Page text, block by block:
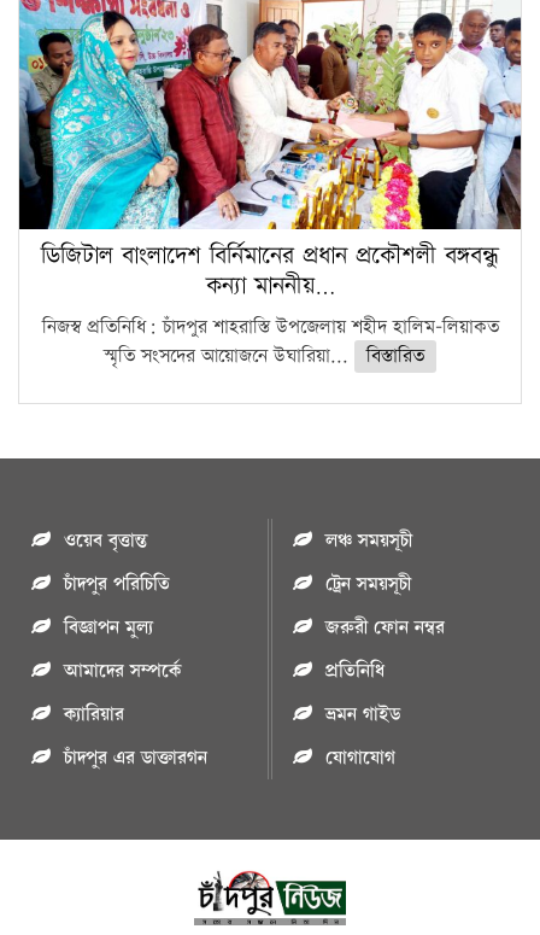
ডিজিটাল বাংলাদেশ বির্নিমানের প্রধান প্রকৌশলী বঙ্গবন্ধু
কন্যা মাননীয়…
নিজস্ব প্রতিনিধি: চাঁদপুর শাহরাস্তি উপজেলায় শহীদ হালিম-লিয়াকত
স্মৃতি সংসদের আয়োজনে উঘারিয়া...
বিস্তারিত
ওয়েব বৃত্তান্ত
চাঁদপুর পরিচিতি
বিজ্ঞাপন মুল্য
আমাদের সম্পর্কে
ক্যারিয়ার
চাঁদপুর এর ডাক্তারগন
লঞ্চ সময়সূচী
ট্রেন সময়সূচী
জরুরী ফোন নম্বর
প্রতিনিধি
ভ্রমন গাইড
যোগাযোগ